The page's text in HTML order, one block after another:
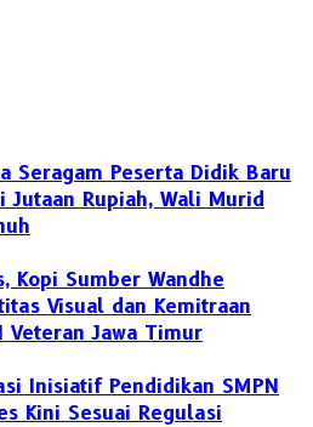
Seragam Peserta Didik Baru
Jutaan Rupiah, Wali Murid
Kopi Sumber Wandhe
Visual dan Kemitraan
Veteran Jawa Timur
Inisiatif Pendidikan SMPN
Kini Sesuai Regulasi